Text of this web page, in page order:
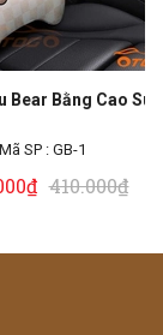
--41%
Non Cho Ô Tô